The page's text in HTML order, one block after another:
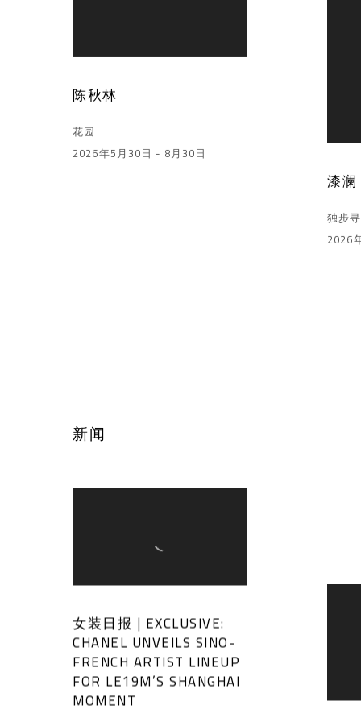
陈秋林
花园
2026年5月30日 - 8月30日
漆澜
独步
2026
新闻
女装日报 | EXCLUSIVE:
CHANEL UNVEILS SINO-
FRENCH ARTIST LINEUP
FOR LE19M’S SHANGHAI
MOMENT